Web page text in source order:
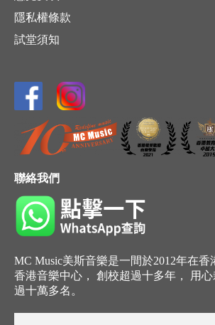
隱私權條款
試堂須知
聯絡我們
MC Music美斯音樂是一間於2012年在
香港音樂中心， 創校超過十多年， 用
過十萬多名。